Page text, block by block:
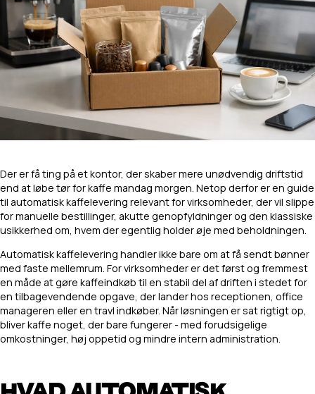
Der er få ting på et kontor, der skaber mere unødvendig driftstid
end at løbe tør for kaffe mandag morgen. Netop derfor er en guide
til automatisk kaffelevering relevant for virksomheder, der vil slippe
for manuelle bestillinger, akutte genopfyldninger og den klassiske
usikkerhed om, hvem der egentlig holder øje med beholdningen.
Automatisk kaffelevering handler ikke bare om at få sendt bønner
med faste mellemrum. For virksomheder er det først og fremmest
en måde at gøre kaffeindkøb til en stabil del af driften i stedet for
en tilbagevendende opgave, der lander hos receptionen, office
manageren eller en travl indkøber. Når løsningen er sat rigtigt op,
bliver kaffe noget, der bare fungerer - med forudsigelige
omkostninger, høj oppetid og mindre intern administration.